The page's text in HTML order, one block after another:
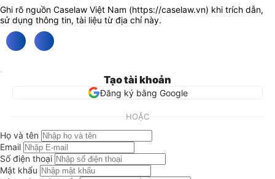
Ghi rõ nguồn Caselaw Việt Nam (https://caselaw.vn) khi trích dẫn,
sử dụng thông tin, tài liệu từ địa chỉ này.
Tạo tài khoản
Đăng ký bằng Google
HOẶC
Họ và tên
Email
Số điện thoại
Mật khẩu